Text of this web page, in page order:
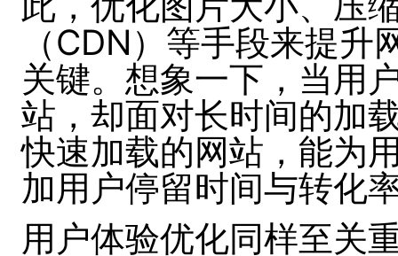
（CDN）等手段来提
关键。想象一下，当用
站，却面对长时间的加
快速加载的网站，能为
加用户停留时间与转化
用户体验优化同样至关